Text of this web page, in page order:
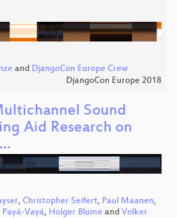
and DjangoCon Europe Crew
DjangoCon Europe 2018
Sound
Aid Research on
, Christopher Seifert, Paul Maanen,
Vayá, Holger Blume and Volker